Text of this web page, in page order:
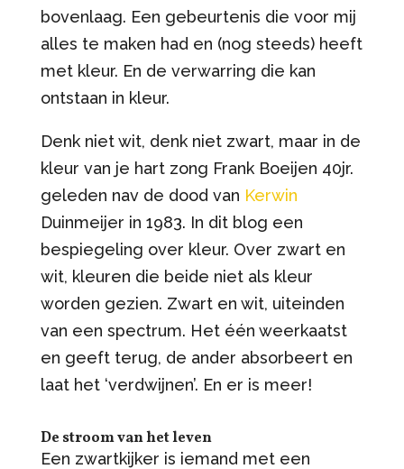
bovenlaag. Een gebeurtenis die voor mij
alles te maken had en (nog steeds) heeft
met kleur. En de verwarring die kan
ontstaan in kleur.
Denk niet wit, denk niet zwart, maar in de
kleur van je hart zong Frank Boeijen 40jr.
geleden nav de dood van Kerwin
Duinmeijer in 1983. In dit blog een
bespiegeling over kleur. Over zwart en
wit, kleuren die beide niet als kleur
worden gezien. Zwart en wit, uiteinden
van een spectrum. Het één weerkaatst
en geeft terug, de ander absorbeert en
laat het ‘verdwijnen’. En er is meer!
De stroom van het leven
Een zwartkijker is iemand met een